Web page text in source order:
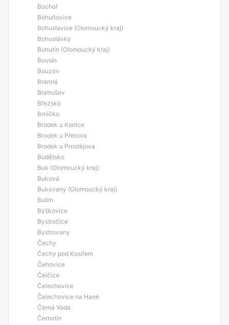
Bochoř
Bohuňovice
Bohuslavice (Olomoucký kraj)
Bohuslávky
Bohutín (Olomoucký kraj)
Bousín
Bouzov
Branná
Bratrušov
Březsko
Brníčko
Brodek u Konice
Brodek u Přerova
Brodek u Prostějova
Budětsko
Buk (Olomoucký kraj)
Buková
Bukovany (Olomoucký kraj)
Bušín
Býškovice
Bystročice
Bystrovany
Čechy
Čechy pod Kosířem
Čehovice
Čelčice
Čelechovice
Čelechovice na Hané
Černá Voda
Černotín